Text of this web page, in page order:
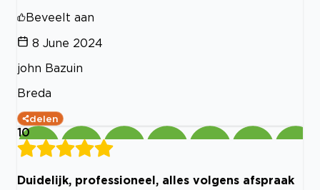
Beveelt aan
8 June 2024
john Bazuin
Breda
delen
10
Duidelijk, professioneel, alles volgens afspraak